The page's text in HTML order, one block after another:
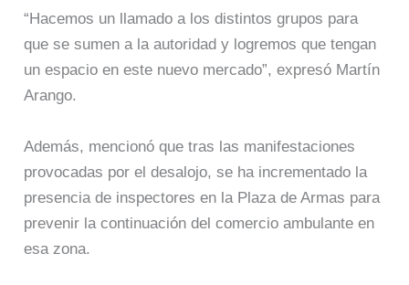
“Hacemos un llamado a los distintos grupos para
que se sumen a la autoridad y logremos que tengan
un espacio en este nuevo mercado”, expresó Martín
Arango.
Además, mencionó que tras las manifestaciones
provocadas por el desalojo, se ha incrementado la
presencia de inspectores en la Plaza de Armas para
prevenir la continuación del comercio ambulante en
esa zona.